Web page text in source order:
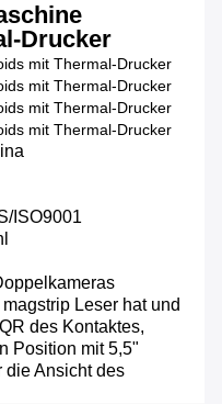
Drucker
mit Thermal-Drucker
mit Thermal-Drucker
mit Thermal-Drucker
mit Thermal-Drucker
ISO9001
Leser hat und
des Kontaktes,
Position mit 5,5"
die Ansicht des